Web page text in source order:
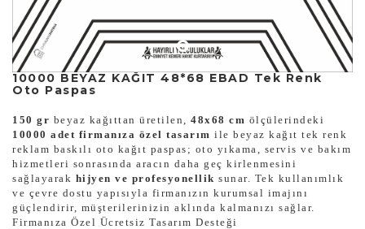
10000 BEYAZ KAĞIT 48*68 EBAD Tek Renk
Oto Paspas
150 gr beyaz kağıttan üretilen, 48x68 cm ölçülerindeki
10000 adet firmanıza özel tasarım ile beyaz kağıt tek renk
reklam baskılı oto kağıt paspas; oto yıkama, servis ve bakım
hizmetleri sonrasında aracın daha geç kirlenmesini
sağlayarak hijyen ve profesyonellik sunar. Tek kullanımlık
ve çevre dostu yapısıyla firmanızın kurumsal imajını
güçlendirir, müşterilerinizin aklında kalmanızı sağlar.
Firmanıza Özel Ücretsiz Tasarım Desteği